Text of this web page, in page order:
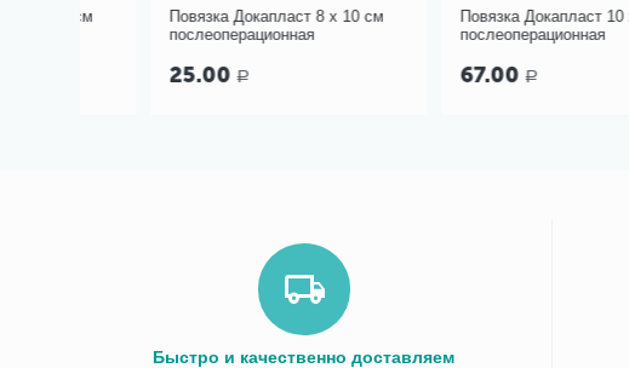
Повязка Докапласт 8 х 10 см
послеоперационная
Р
Повязка Докапласт 10 х 35 см
послеоперационная
Р
Быстро и качественно доставляем